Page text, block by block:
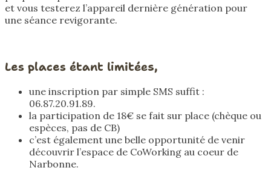
et vous testerez l’appareil dernière génération pour
une séance revigorante.
Les places étant limitées,
une inscription par simple SMS suffit :
06.87.20.91.89.
la participation de 18€ se fait sur place (chèque ou
espèces, pas de CB)
c’est également une belle opportunité de venir
découvrir l’espace de CoWorking au coeur de
Narbonne.